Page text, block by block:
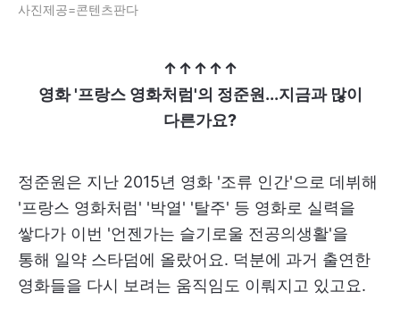
사진제공=콘텐츠판다
↑↑↑↑↑
영화 '프랑스 영화처럼'의 정준원...지금과 많이
다른가요?
정준원은 지난 2015년 영화 '조류 인간'으로 데뷔해
'프랑스 영화처럼' '박열' '탈주' 등 영화로 실력을
쌓다가 이번 '언젠가는 슬기로울 전공의생활'을
통해 일약 스타덤에 올랐어요. 덕분에 과거 출연한
영화들을 다시 보려는 움직임도 이뤄지고 있고요.